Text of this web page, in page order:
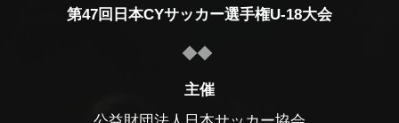
第47回日本CYサッカー選手権U-18大会
主催